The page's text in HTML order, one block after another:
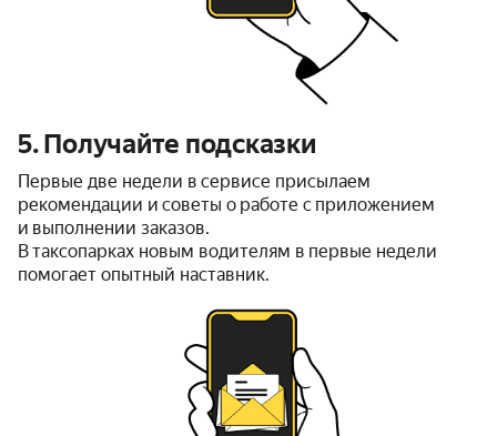
5. Получайте подсказки
Первые две недели в сервисе присылаем
рекомендации и советы о работе с приложением
и выполнении заказов.
В таксопарках новым водителям в первые недели
помогает опытный наставник.